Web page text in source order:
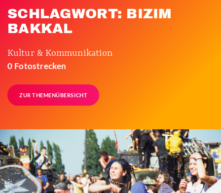
SCHLAGWORT: BIZIM
BAKKAL
Kultur & Kommunikation
0 Fotostrecken
ZUR THEMENÜBERSICHT